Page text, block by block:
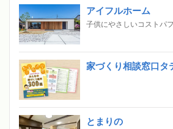
アイフルホーム
子供にやさしいコストパ
家づくり相談窓口タ
とまりの